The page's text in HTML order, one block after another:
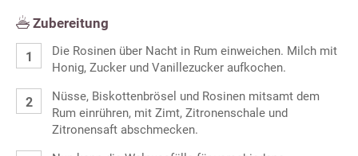
Zubereitung
Die Rosinen über Nacht in Rum einweichen. Milch mit
Honig, Zucker und Vanillezucker aufkochen.
Nüsse, Biskottenbrösel und Rosinen mitsamt dem
Rum einrühren, mit Zimt, Zitronenschale und
Zitronensaft abschmecken.